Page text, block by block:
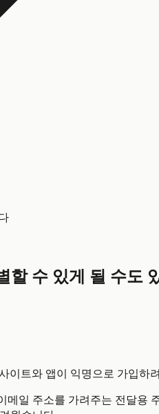
할 수 있게 될 수도
트와 앱이 익명으로 가입하
일 주소를 가려주는 전달용